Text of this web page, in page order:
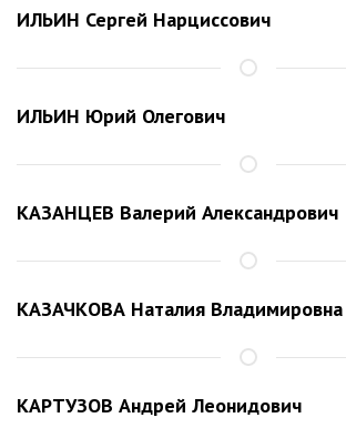
ИЛЬИН Сергей Нарциссович
ИЛЬИН Юрий Олегович
КАЗАНЦЕВ Валерий Александрович
КАЗАЧКОВА Наталия Владимировна
КАРТУЗОВ Андрей Леонидович